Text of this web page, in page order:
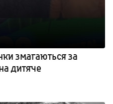
змагаються за
дитяче